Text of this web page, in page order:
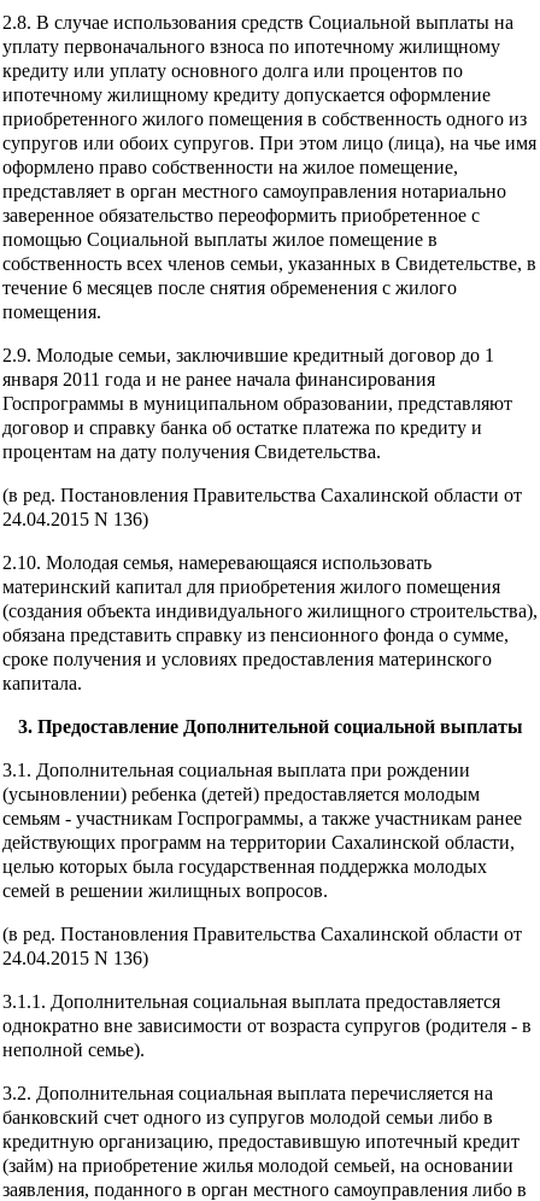
2.8. В случае использования средств Социальной выплаты на
уплату первоначального взноса по ипотечному жилищному
кредиту или уплату основного долга или процентов по
ипотечному жилищному кредиту допускается оформление
приобретенного жилого помещения в собственность одного из
супругов или обоих супругов. При этом лицо (лица), на чье имя
оформлено право собственности на жилое помещение,
представляет в орган местного самоуправления нотариально
заверенное обязательство переоформить приобретенное с
помощью Социальной выплаты жилое помещение в
собственность всех членов семьи, указанных в Свидетельстве, в
течение 6 месяцев после снятия обременения с жилого
помещения.
2.9. Молодые семьи, заключившие кредитный договор до 1
января 2011 года и не ранее начала финансирования
Госпрограммы в муниципальном образовании, представляют
договор и справку банка об остатке платежа по кредиту и
процентам на дату получения Свидетельства.
(в ред. Постановления Правительства Сахалинской области от
24.04.2015 N 136)
2.10. Молодая семья, намеревающаяся использовать
материнский капитал для приобретения жилого помещения
(создания объекта индивидуального жилищного строительства),
обязана представить справку из пенсионного фонда о сумме,
сроке получения и условиях предоставления материнского
капитала.
3. Предоставление Дополнительной социальной выплаты
3.1. Дополнительная социальная выплата при рождении
(усыновлении) ребенка (детей) предоставляется молодым
семьям - участникам Госпрограммы, а также участникам ранее
действующих программ на территории Сахалинской области,
целью которых была государственная поддержка молодых
семей в решении жилищных вопросов.
(в ред. Постановления Правительства Сахалинской области от
24.04.2015 N 136)
3.1.1. Дополнительная социальная выплата предоставляется
однократно вне зависимости от возраста супругов (родителя - в
неполной семье).
3.2. Дополнительная социальная выплата перечисляется на
банковский счет одного из супругов молодой семьи либо в
кредитную организацию, предоставившую ипотечный кредит
(займ) на приобретение жилья молодой семьей, на основании
заявления, поданного в орган местного самоуправления либо в